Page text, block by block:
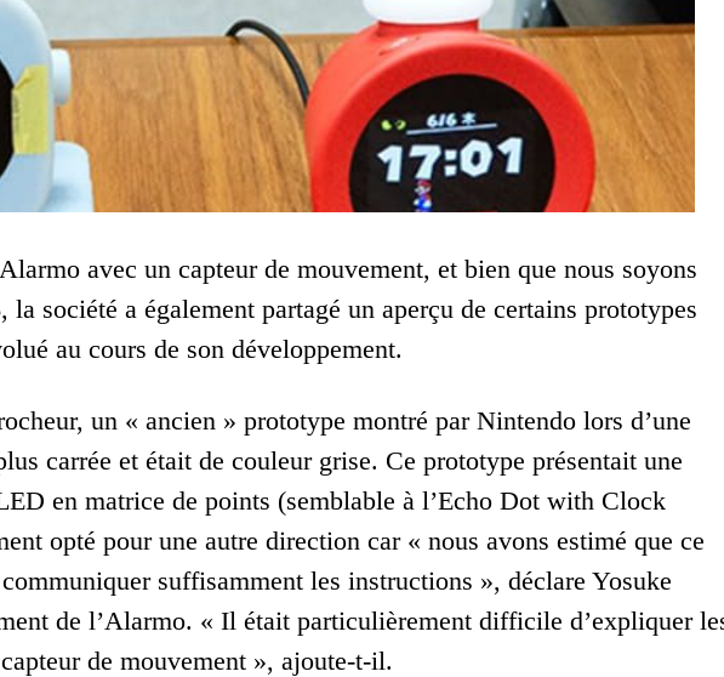
avec un capteur de mouvement, et bien que nous soyons
société a également partagé un aperçu de certains prototypes
au cours de son développement.
un « ancien » prototype montré par Nintendo lors d’une
carrée et était de couleur grise. Ce prototype présentait une
en matrice de points (semblable à l’Echo Dot with Clock
opté pour une autre direction car « nous avons estimé que ce
suffisamment les instructions », déclare Yosuke
de l’Alarmo. « Il était particulièrement difficile d’expliquer
de mouvement », ajoute-t-il.